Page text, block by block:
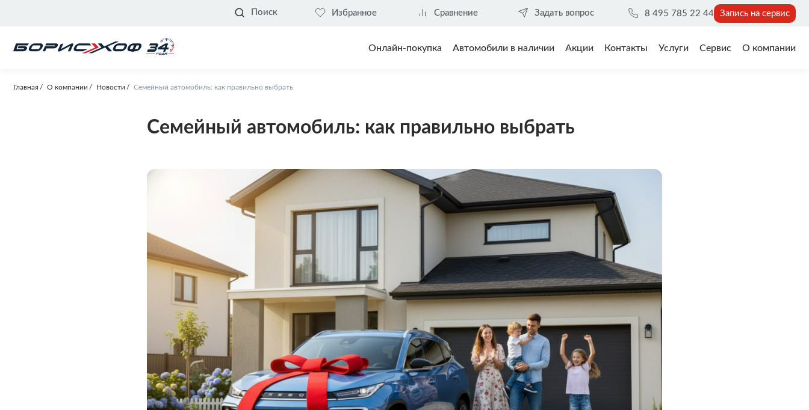
8 495 785 22 44 Запись на сервис
Поиск Избранное Сравнение Задать вопрос
Онлайн-покупка Автомобили в наличии Акции Контакты Услуги Сервис О компании
Главная О компании Новости Семейный автомобиль: как правильно выбрать
Семейный автомобиль: как правильно выбрать